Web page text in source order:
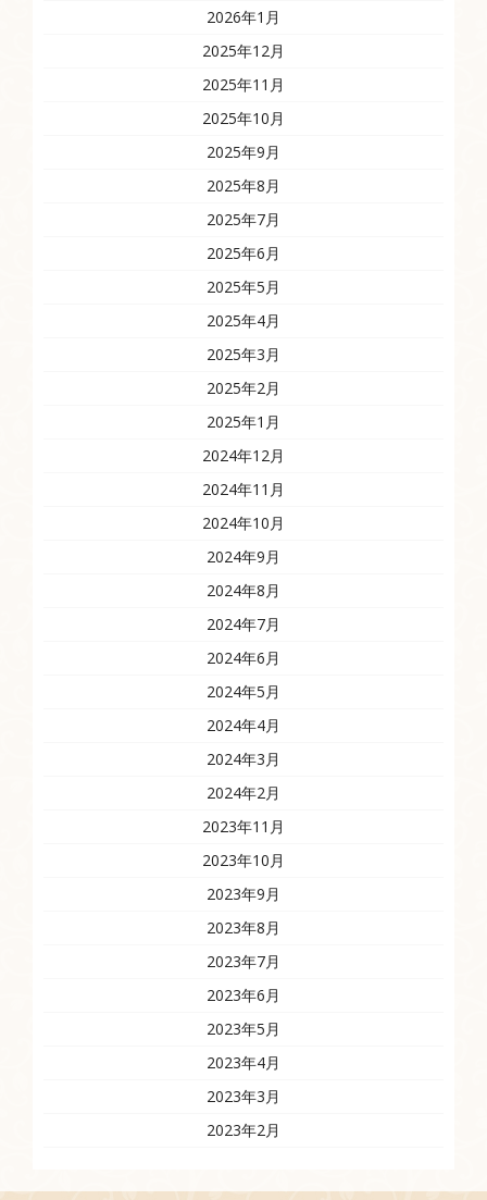
2026年1月
2025年12月
2025年11月
2025年10月
2025年9月
2025年8月
2025年7月
2025年6月
2025年5月
2025年4月
2025年3月
2025年2月
2025年1月
2024年12月
2024年11月
2024年10月
2024年9月
2024年8月
2024年7月
2024年6月
2024年5月
2024年4月
2024年3月
2024年2月
2023年11月
2023年10月
2023年9月
2023年8月
2023年7月
2023年6月
2023年5月
2023年4月
2023年3月
2023年2月